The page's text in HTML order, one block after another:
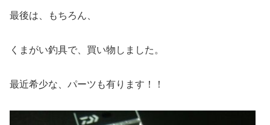
最後は、もちろん、
くまがい釣具で、買い物しました。
最近希少な、パーツも有ります！！